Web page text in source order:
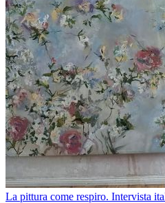
La pittura come respiro. Intervista